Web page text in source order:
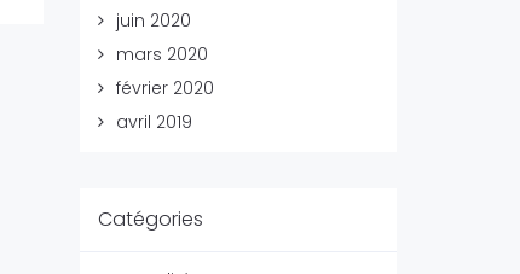
juin 2020
mars 2020
février 2020
avril 2019
Catégories